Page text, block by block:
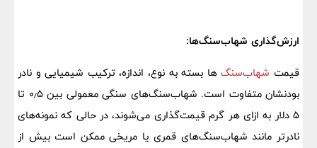
ارزش‌گذاری شهاب‌سنگ‌ها:
قیمت شهاب‌سنگ‌ها بسته به نوع، اندازه، ترکیب شیمیایی و نادر
بودنشان متفاوت است. شهاب‌سنگ‌های سنگی معمولی بین ۰٫۵ تا
۵ دلار به ازای هر گرم قیمت‌گذاری می‌شوند، در حالی که نمونه‌های
نادرتر مانند شهاب‌سنگ‌های قمری یا مریخی ممکن است بیش از